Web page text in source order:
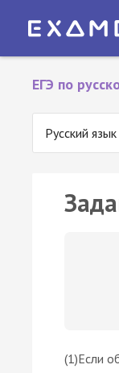
ЕГЭ по
Русский язык
(1)Если